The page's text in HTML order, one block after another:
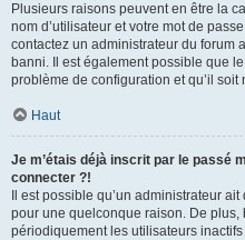
Plusieurs raisons peuvent en être la
nom d’utilisateur et votre mot de
contactez un administrateur du forum
banni. Il est également possible que
problème de configuration et qu’il soit
Haut
Je m’étais déjà inscrit par le passé
connecter ?!
Il est possible qu’un administrateur
pour une quelconque raison. De
périodiquement les utilisateurs